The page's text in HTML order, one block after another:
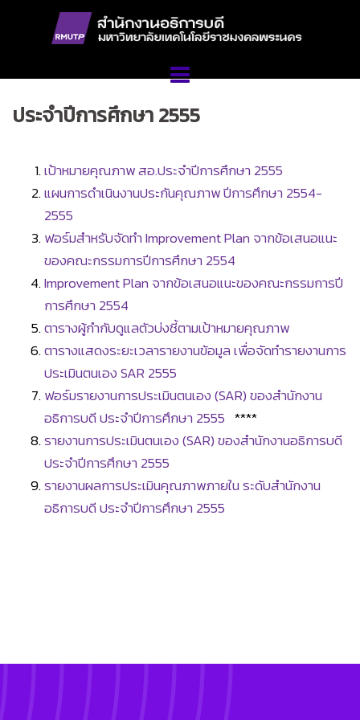
ประจำปีการศึกษา 2555
เป้าหมายคุณภาพ สอ.ประจำปีการศึกษา 2555
แผนการดำเนินงานประกันคุณภาพ ปีการศึกษา 2554-
2555
ฟอร์มสำหรับจัดทำ Improvement Plan จากข้อเสนอแนะ
ของคณะกรรมการปีการศึกษา 2554
Improvement Plan จากข้อเสนอแนะของคณะกรรมการปี
การศึกษา 2554
ตารางผู้กำกับดูแลตัวบ่งชี้ตามเป้าหมายคุณภาพ
ตารางแสดงระยะเวลารายงานข้อมูล เพื่อจัดทำรายงานการ
ประเมินตนเอง SAR 2555
ฟอร์มรายงานการประเมินตนเอง (SAR) ของสำนักงาน
อธิการบดี ประจำปีการศึกษา 2555 ****
รายงานการประเมินตนเอง (SAR) ของสำนักงานอธิการบดี
ประจำปีการศึกษา 2555
รายงานผลการประเมินคุณภาพภายใน ระดับสำนักงาน
อธิการบดี ประจำปีการศึกษา 2555